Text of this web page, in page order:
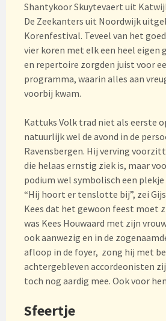
Shantykoor Skuytevaert uit
De Zeekanters uit Noordwijk
Korenfestival. Teveel van het
vier koren met elk een heel eigen
en repertoire zorgden juist voor
programma, waarin alles aan
voorbij kwam.
Kattuks Volk trad niet als eerste
natuurlijk wel de avond in de
Ravensbergen. Hij verving
die helaas ernstig ziek is, maar
podium wel symbolisch een plekje
“Hij hoort er tenslotte bij”, zei
Kees dat het gewoon feest moet
was Kees Houwaard met zijn
ook aanwezig en in de
afloop in de foyer, zong hij met
achtergebleven accordeonisten
toch nog aardig mee. Ook voor
Sfeertje